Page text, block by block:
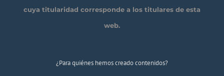
cuya titularidad corresponde a los titulares de esta
web.
¿Para quiénes hemos creado contenidos?